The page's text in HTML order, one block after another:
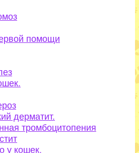
помощи
дерматит.
тромбоцитопения
у кошек.